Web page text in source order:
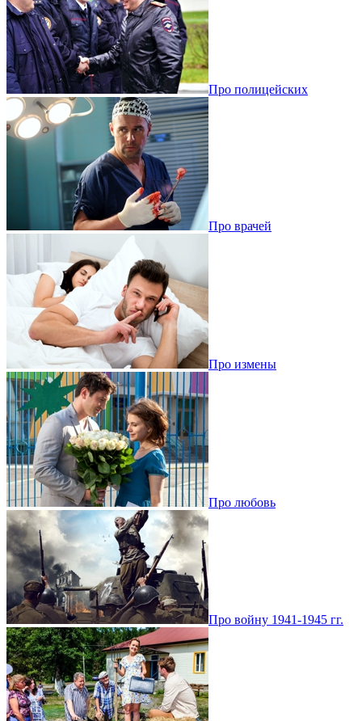
Про полицейских
Про врачей
Про измены
Про любовь
Про войну 1941-1945 гг.